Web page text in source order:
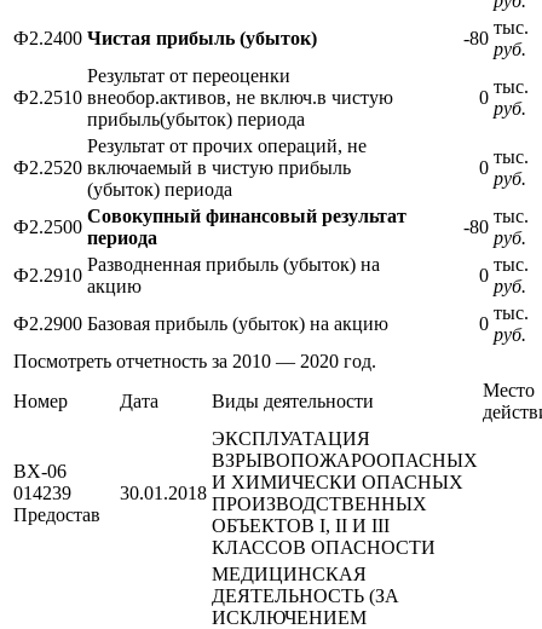
Ф2.2400 Чистая прибыль (убыток) -80
тыс.
руб.
Ф2.2510
Результат от переоценки
внеобор.активов, не включ.в чистую
прибыль(убыток) периода
0
тыс.
руб.
Ф2.2520
Результат от прочих операций, не
включаемый в чистую прибыль
(убыток) периода
0
тыс.
руб.
Ф2.2500
Совокупный финансовый результат
периода
-80
тыс.
руб.
Ф2.2910
Разводненная прибыль (убыток) на
акцию
0
тыс.
руб.
Ф2.2900 Базовая прибыль (убыток) на акцию 0
тыс.
руб.
Посмотреть отчетность за 2010 — 2020 год.
Номер
Дата Виды деятельности
Место
ВХ-06
014239
Предостав
30.01.2018
ЭКСПЛУАТАЦИЯ
ВЗРЫВОПОЖАРООПАСНЫХ
И ХИМИЧЕСКИ ОПАСНЫХ
ПРОИЗВОДСТВЕННЫХ
ОБЪЕКТОВ I, II И III
КЛАССОВ ОПАСНОСТИ
МЕДИЦИНСКАЯ
ДЕЯТЕЛЬНОСТЬ (ЗА
ИСКЛЮЧЕНИЕМ